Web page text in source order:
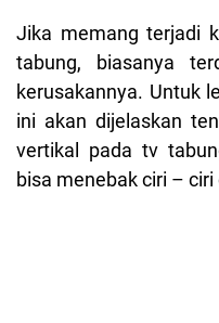
Jika memang terjadi
tabung, biasanya
kerusakannya. Untuk
ini akan dijelaskan
vertikal pada tv
bisa menebak ciri –